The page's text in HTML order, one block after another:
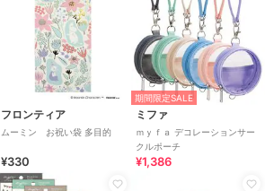
フロンティア
ムーミン お祝い袋 多目的
¥330
期間限定SALE
ミファ
ｍｙｆａ デコレーションサー
クルポーチ
¥1,386